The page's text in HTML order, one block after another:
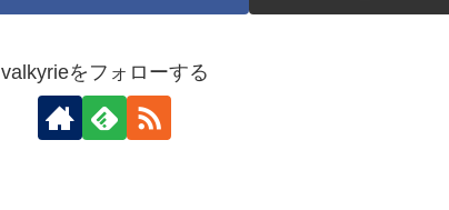
valkyrieをフォローする